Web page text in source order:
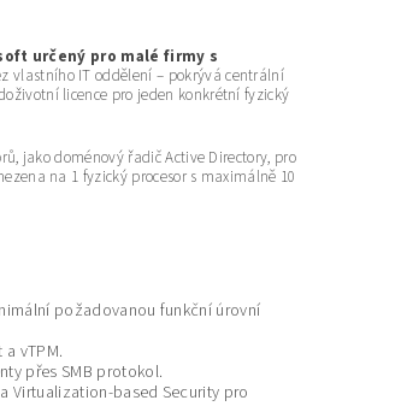
určený pro malé firmy s
vlastního IT oddělení – pokrývá centrální
licence pro jeden konkrétní fyzický
jako doménový řadič Active Directory, pro
na 1 fyzický procesor s maximálně 10
požadovanou funkční úrovní
vTPM.
přes SMB protokol.
Virtualization-based Security pro